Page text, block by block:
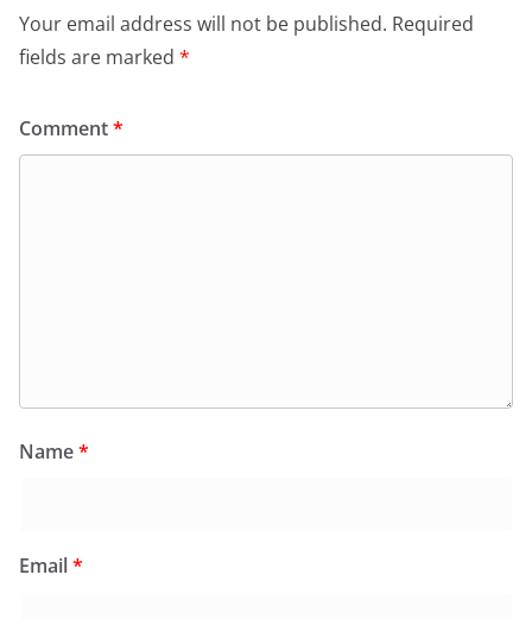
Your email address will not be published. Required
fields are marked *
Comment*
Name*
Email*